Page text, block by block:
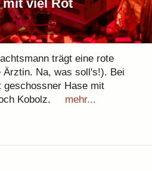
viel Rot
trägt eine rote
Ärztin. Na, was soll's!). Bei
geschossner Hase mit
Kobolz.
mehr...